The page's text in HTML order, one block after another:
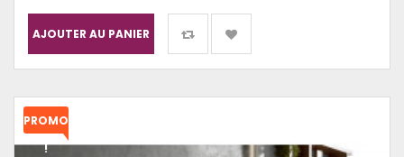
AJOUTER AU PANIER
PROMO
!